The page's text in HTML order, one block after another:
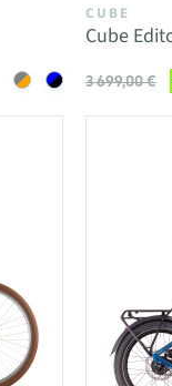
CUBE
Cube
3 699,00 €